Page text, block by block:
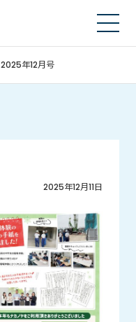
2025年12月号
2025年12月11日